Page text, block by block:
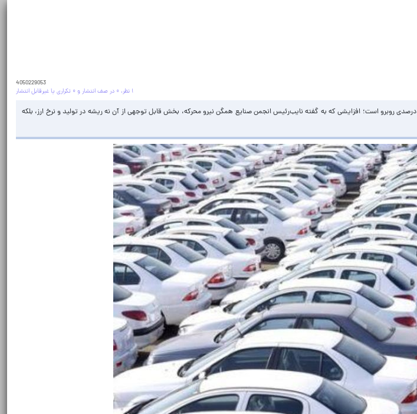
4050229053
۱ نظر، ۰ در صف انتشار و ۰ تکراری یا غیرقابل انتشار
در حالی که قیمت خودرو در کارخانه‌ها هنوز افزایش رسمی نداشته، بازار قطعات و لوازم یدکی با رشدهای ۹۰ تا حتی بیش از ۱۰۰ درصدی روبرو است؛ افزایشی که به گفته نایب‌رئیس انجمن صنایع همگن نیرو محرکه، بخش قابل توجهی از آن نه ریشه در تولید و نرخ ارز، بلکه